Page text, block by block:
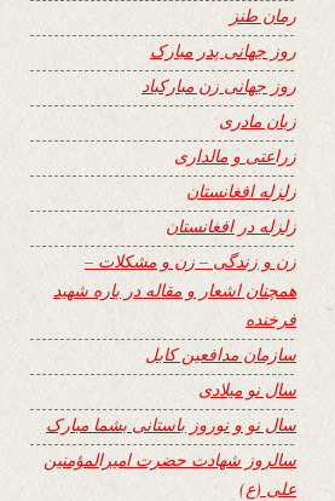
رمان طنز
روز جهانی پدر مبارک
روز جهانی زن مبارکباد
زبان مادری
زراعتی و مالداری
زلزله افغانستان
زلزله در افغانستان
زن و زندگی – زن و مشکلات –
همچنان اشعار و مقاله در باره شهید
فرخنده
سازمان مدافعین کابل
سال نو میلادی
سال نو و نوروز باستانی بشما مبارک
سالروز شهادت حضرت امیرالمؤمنین
علی (ع)